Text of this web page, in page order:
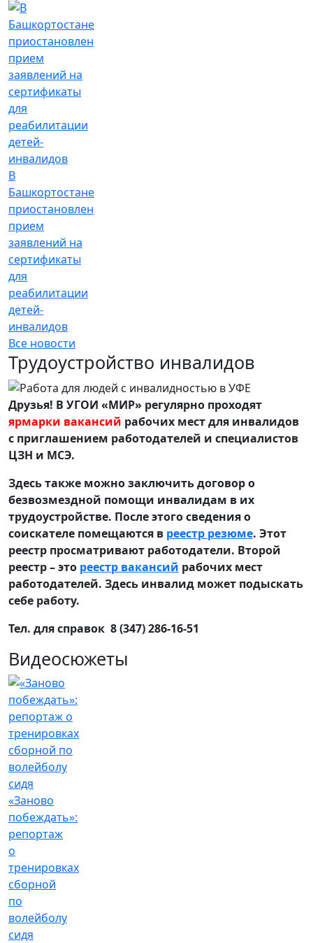
В
Башкортостане
приостановлен
прием
заявлений на
сертификаты
для
реабилитации
детей-
инвалидов
Все новости
Трудоустройство инвалидов
Друзья! В УГОИ «МИР» регулярно проходят
ярмарки вакансий рабочих мест для инвалидов
с приглашением работодателей и специалистов
ЦЗН и МСЭ.
Здесь также можно заключить договор о
безвозмездной помощи инвалидам в их
трудоустройстве. После этого сведения о
соискателе помещаются в реестр резюме. Этот
реестр просматривают работодатели. Второй
реестр – это реестр вакансий рабочих мест
работодателей. Здесь инвалид может подыскать
себе работу.
Тел. для справок 8 (347) 286-16-51
Видеосюжеты
«Заново
побеждать»:
репортаж
о
тренировках
сборной
по
волейболу
сидя